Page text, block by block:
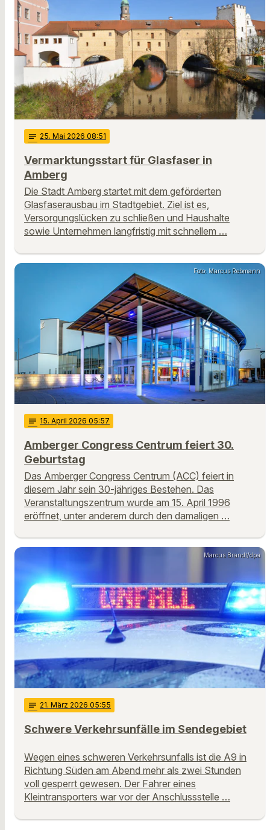
notes 25. Mai 2026 08:51
Vermarktungsstart für Glasfaser in
Amberg
Die Stadt Amberg startet mit dem geförderten
Glasfaserausbau im Stadtgebiet. Ziel ist es,
Versorgungslücken zu schließen und Haushalte
sowie Unternehmen langfristig mit schnellem …
Foto: Marcus Rebmann
notes 15. April 2026 05:57
Amberger Congress Centrum feiert 30.
Geburtstag
Das Amberger Congress Centrum (ACC) feiert in
diesem Jahr sein 30-jähriges Bestehen. Das
Veranstaltungszentrum wurde am 15. April 1996
eröffnet, unter anderem durch den damaligen …
Marcus Brandt/dpa
notes 21. März 2026 05:55
Schwere Verkehrsunfälle im Sendegebiet
Wegen eines schweren Verkehrsunfalls ist die A9 in
Richtung Süden am Abend mehr als zwei Stunden
voll gesperrt gewesen. Der Fahrer eines
Kleintransporters war vor der Anschlussstelle …